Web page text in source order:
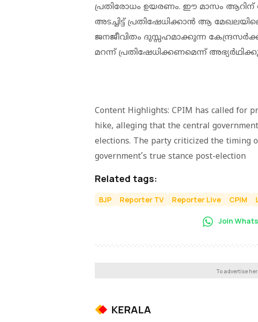
പ്രതിരോധം ഉയരണം. ഈ മാസം ആറിന്
അടച്ചിട്ട് പ്രതിഷേധിക്കാന്‍ ആ
ജനജീവിതം ദുസ്സഹമാക്കുന്ന
മറന്ന് പ്രതിഷേധിക്കണമെന്ന്
Content Highlights: CPIM has called for
hike, alleging that the central
elections. The party criticized the timing
government’s true stance post-election
Related tags:
BJP Reporter TV Reporter Live CPIM
Join
To advertise
KERALA